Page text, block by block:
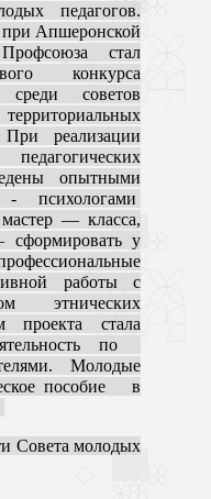
педагогов.
Апшеронской
стал
конкурса
советов
реализации
опытными
-психологами
мастер —класса,
сформировать у
работы с
этнических
проекта стала
по
Молодые
пособие в
Совета молодых